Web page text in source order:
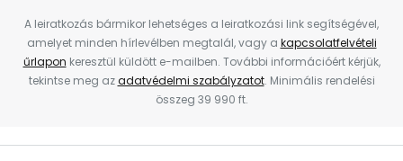
A leiratkozás bármikor lehetséges a leiratkozási link segítségével,
amelyet minden hírlevélben megtalál, vagy a kapcsolatfelvételi
űrlapon keresztül küldött e-mailben. További információért kérjük,
tekintse meg azadatvédelmi szabályzatot. Minimális rendelési
összeg 39 990 ft.